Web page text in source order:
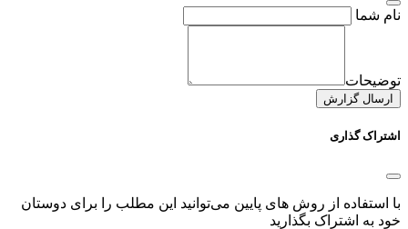
نام شما
توضیحات
ارسال گزارش
اشتراک گذاری
با استفاده از روش های پایین می‌توانید این مطلب را برای دوستان
خود به اشتراک بگذارید